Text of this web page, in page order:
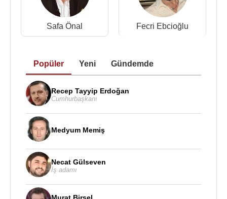
Safa Önal Fecri Ebcioğlu
Popüler Yeni Gündemde
Recep Tayyip Erdoğan
Cumhurbaşkanı
Medyum Memiş
Necat Gülseven
İş adamı
Murat Birsel